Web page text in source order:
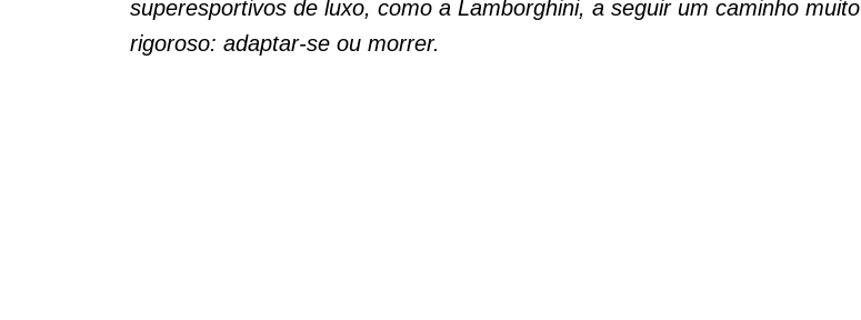
superesportivos de luxo, como a Lamborghini, a seguir um caminho muito
rigoroso: adaptar-se ou morrer.